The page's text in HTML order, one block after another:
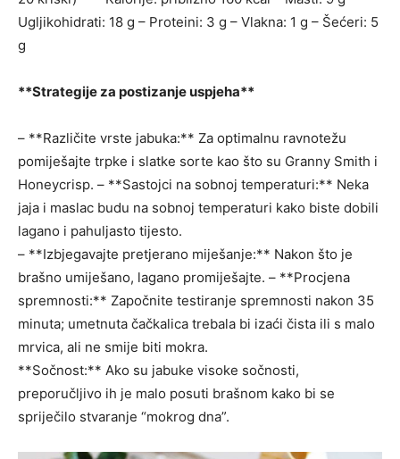
Ugljikohidrati: 18 g – Proteini: 3 g – Vlakna: 1 g – Šećeri: 5
g
**Strategije za postizanje uspjeha**
– **Različite vrste jabuka:** Za optimalnu ravnotežu
pomiješajte trpke i slatke sorte kao što su Granny Smith i
Honeycrisp. – **Sastojci na sobnoj temperaturi:** Neka
jaja i maslac budu na sobnoj temperaturi kako biste dobili
lagano i pahuljasto tijesto.
– **Izbjegavajte pretjerano miješanje:** Nakon što je
brašno umiješano, lagano promiješajte. – **Procjena
spremnosti:** Započnite testiranje spremnosti nakon 35
minuta; umetnuta čačkalica trebala bi izaći čista ili s malo
mrvica, ali ne smije biti mokra.
**Sočnost:** Ako su jabuke visoke sočnosti,
preporučljivo ih je malo posuti brašnom kako bi se
spriječilo stvaranje “mokrog dna”.